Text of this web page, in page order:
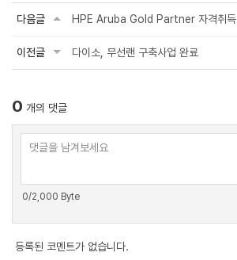
다음글 HPE Aruba Gold Partner 자격취득
이전글 다이소, 무선랜 구축사업 완료
0 개의 댓글
0/2,000 Byte
등록된 코멘트가 없습니다.